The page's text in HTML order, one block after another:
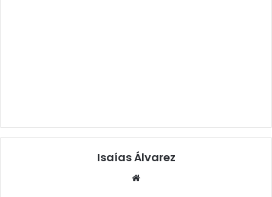
Isaías Álvarez